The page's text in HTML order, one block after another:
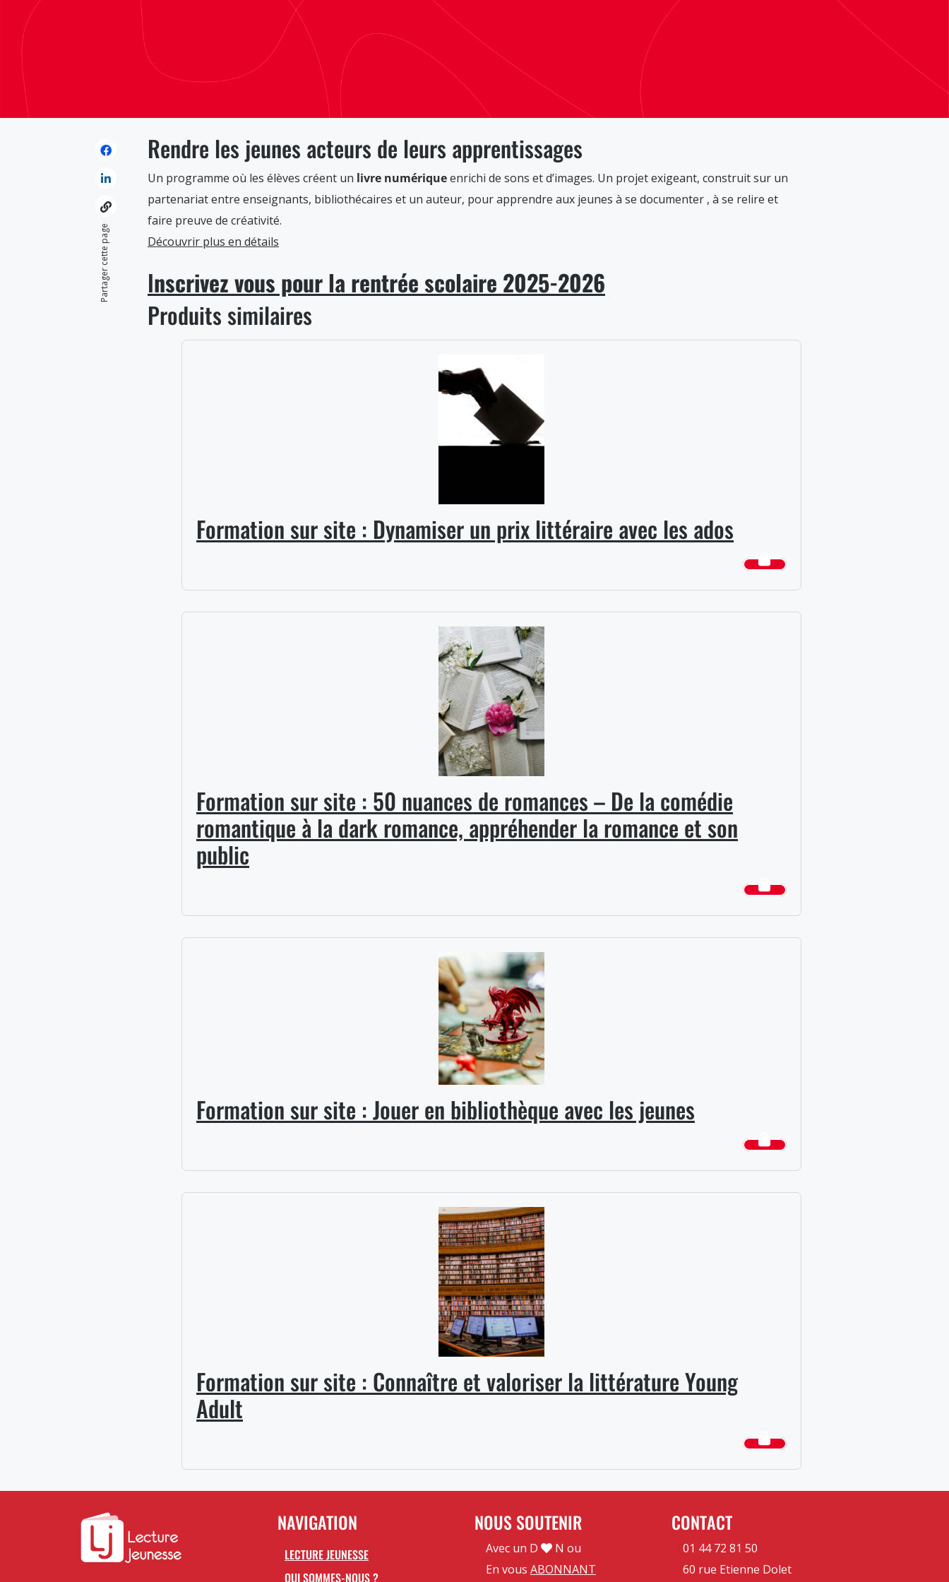
Partager cette page
Rendre les jeunes acteurs de leurs apprentissages
Un programme où les élèves créent un livre numériqueenrichi de sons et d’images. Un projet exigeant, construit sur un
partenariat entre enseignants, bibliothécaires et un auteur, pour apprendre aux jeunes à se documenter , à se relire et
faire preuve de créativité.
Découvrir plus en détails
Inscrivez vous pour la rentrée scolaire 2025-2026
Produits similaires
Formation sur site : Dynamiser un prix littéraire avec les ados
Formation sur site : 50 nuances de romances – De la comédie
romantique à la dark romance, appréhender la romance et son
public
Formation sur site : Jouer en bibliothèque avec les jeunes
Formation sur site : Connaître et valoriser la littérature Young
Adult
NAVIGATION
LECTURE JEUNESSE
QUI SOMMES-NOUS ?
NOUS SOUTENIR
Avec un D
N ou
En vous ABONNANT
CONTACT
01 44 72 81 50
60 rue Etienne Dolet